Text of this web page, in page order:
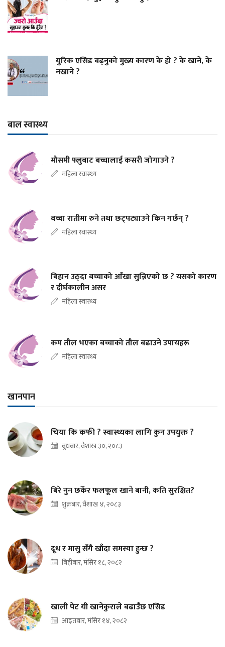
युरिक एसिड बढ्नुको मुख्य कारण के हो ? के खाने, के
नखाने ?
बाल स्वास्थ्य
मौसमी फ्लुबाट बच्चालाई कसरी जोगाउने ?
महिला स्वास्थ्य
बच्चा रातीमा रुने तथा छट्पट्याउने किन गर्छन् ?
महिला स्वास्थ्य
बिहान उठ्दा बच्चाको आँखा सुन्निएको छ ? यसको कारण
र दीर्घकालीन असर
महिला स्वास्थ्य
कम तौल भएका बच्चाको तौल बढाउने उपायहरू
महिला स्वास्थ्य
खानपान
चिया कि कफी ? स्वास्थ्यका लागि कुन उपयुक्त ?
बुधबार, वैशाख ३०, २०८३
बिरे नुन छर्केर फलफूल खाने बानी, कति सुरक्षित?
शुक्रबार, वैशाख ४, २०८३
दूध र मासु सँगै खाँदा समस्या हुन्छ ?
बिहीबार, मंसिर १८, २०८२
खाली पेट यी खानेकुराले बढाउँछ एसिड
आइतबार, मंसिर १४, २०८२